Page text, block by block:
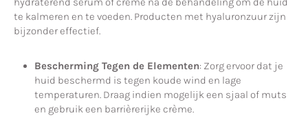
te kalmeren en te voeden. Producten met hyaluronzuur zijn
bijzonder effectief.
Bescherming Tegen de Elementen: Zorg ervoor dat je
huid beschermd is tegen koude wind en lage
temperaturen. Draag indien mogelijk een sjaal of muts
en gebruik een barrièrerijke crème.